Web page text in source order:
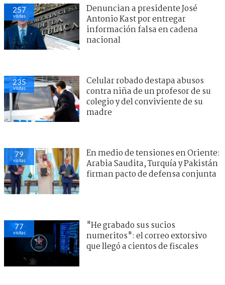
257
visitas
Denuncian a presidente José
Antonio Kast por entregar
información falsa en cadena
nacional
235
visitas
Celular robado destapa abusos
contra niña de un profesor de su
colegio y del conviviente de su
madre
79
visitas
En medio de tensiones en Oriente:
Arabia Saudita, Turquía y Pakistán
firman pacto de defensa conjunta
77
visitas
"He grabado sus sucios
numeritos": el correo extorsivo
que llegó a cientos de fiscales